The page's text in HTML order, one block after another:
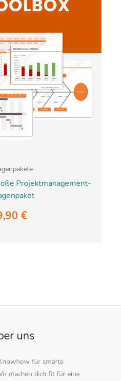
Projektmanagement-
€
uns
für smarte
machen dich fit für eine